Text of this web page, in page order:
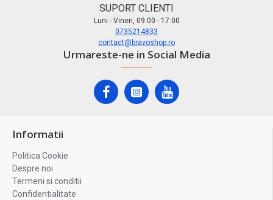
SUPORT CLIENTI
Luni - Vineri, 09:00 - 17:00
0735214833
contact@bravoshop.ro
Urmareste-ne in Social Media
Informatii
Politica Cookie
Despre noi
Termeni si conditii
Confidentialitate